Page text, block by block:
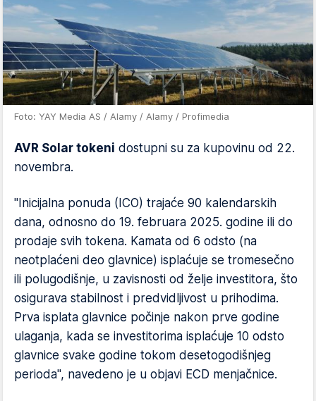
Foto: YAY Media AS / Alamy / Alamy / Profimedia
AVR Solar tokeni dostupni su za kupovinu od 22.
novembra.
"Inicijalna ponuda (ICO) trajaće 90 kalendarskih
dana, odnosno do 19. februara 2025. godine ili do
prodaje svih tokena. Kamata od 6 odsto (na
neotplaćeni deo glavnice) isplaćuje se tromesečno
ili polugodišnje, u zavisnosti od želje investitora, što
osigurava stabilnost i predvidljivost u prihodima.
Prva isplata glavnice počinje nakon prve godine
ulaganja, kada se investitorima isplaćuje 10 odsto
glavnice svake godine tokom desetogodišnjeg
perioda", navedeno je u objavi ECD menjačnice.